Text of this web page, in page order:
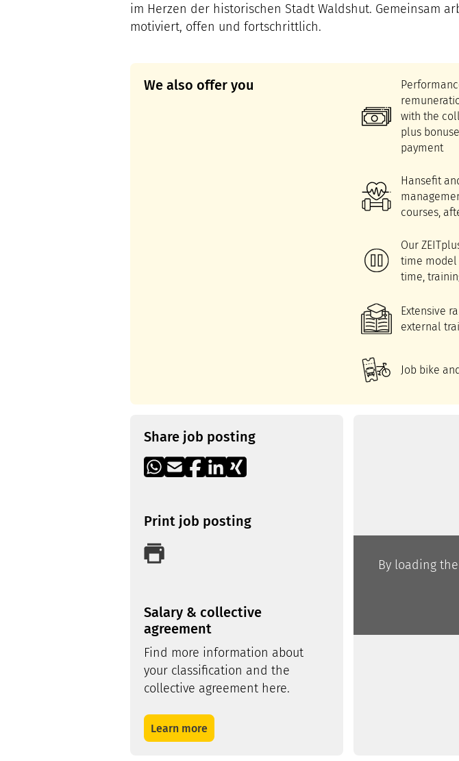
im Herzen der historischen Stadt Waldshut. Gemeinsam
motiviert, offen und fortschrittlich.
We also offer you
with the
plus
payment
Hansefit
courses,
Our
time model
time,
Extensive
external
Job bike
Share job posting
Print job posting
Salary & collective
agreement
Find more information about
your classification and the
collective agreement here.
Learn more
By loading